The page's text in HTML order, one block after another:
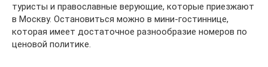
туристы и православные верующие, которые приезжают
в Москву. Остановиться можно в мини-гостиннице,
которая имеет достаточное разнообразие номеров по
ценовой политике.